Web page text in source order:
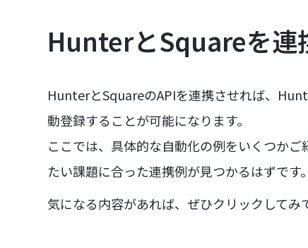
HunterとSquareを連
HunterとSquareのAPIを連携させれば、
動登録することが可能になります。
ここでは、具体的な自動化の例をいくつか
たい課題に合った連携例が見つかるはずです。
気になる内容があれば、ぜひクリックしてみ